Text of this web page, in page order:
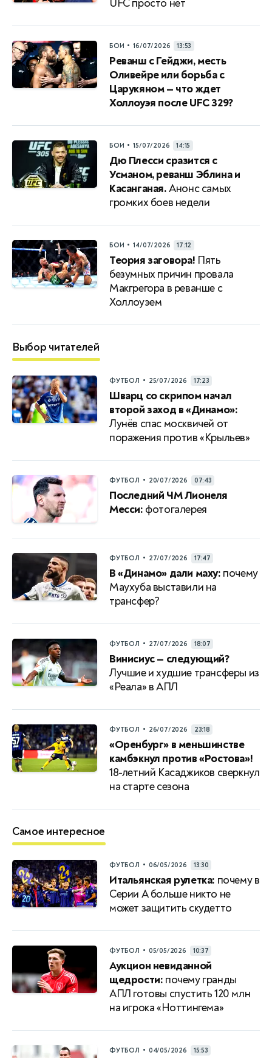
UFC просто нет
БОИ • 16/07/2026 13:53
Реванш с Гейджи, месть
Оливейре или борьба с
Царукяном — что ждет
Холлоуэя после UFC 329?
БОИ • 15/07/2026 14:15
Дю Плесси сразится с
Усманом, реванш Эблина и
Касанганая.Анонс самых
громких боев недели
БОИ • 14/07/2026 17:12
Теория заговора! Пять
безумных причин провала
Макгрегора в реванше с
Холлоуэем
Выбор читателей
ФУТБОЛ • 25/07/2026 17:23
Шварц со скрипом начал
второй заход в «Динамо»:
Лунёв спас москвичей от
поражения против «Крыльев»
ФУТБОЛ • 20/07/2026 07:43
Последний ЧМ Лионеля
Месси: фотогалерея
ФУТБОЛ • 27/07/2026 17:47
В «Динамо» дали маху: почему
Маухуба выставили на
трансфер?
ФУТБОЛ • 27/07/2026 18:07
Винисиус — следующий?
Лучшие и худшие трансферы из
«Реала» в АПЛ
ФУТБОЛ • 26/07/2026 23:18
«Оренбург» в меньшинстве
камбэкнул против «Ростова»!
18-летний Касаджиков сверкнул
на старте сезона
Самое интересное
ФУТБОЛ • 06/05/2026 13:30
Итальянская рулетка: почему в
Серии A больше никто не
может защитить скудетто
ФУТБОЛ • 05/05/2026 10:37
Аукцион невиданной
щедрости: почему гранды
АПЛ готовы спустить 120 млн
на игрока «Ноттингема»
ФУТБОЛ • 04/05/2026 15:53